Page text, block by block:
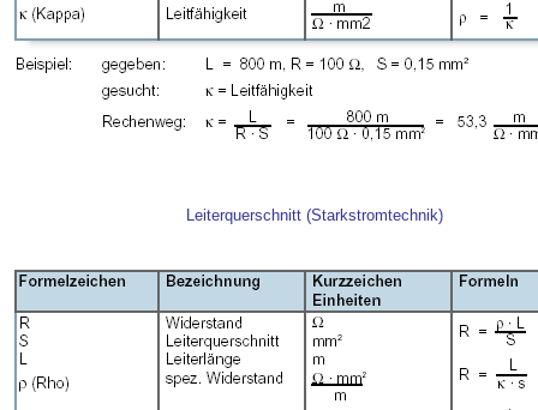
Leiterquerschnitt (Starkstromtechnik)